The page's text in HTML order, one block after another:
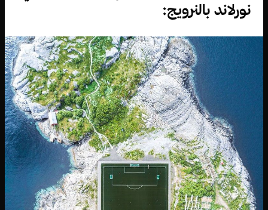
نورلاند بالنرويج: